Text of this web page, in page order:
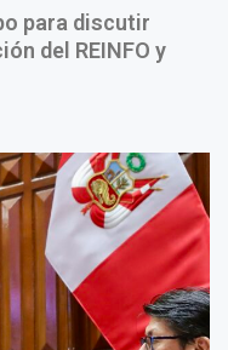
para discutir
del REINFO y